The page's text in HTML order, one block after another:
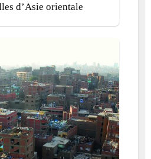
d’Asie orientale